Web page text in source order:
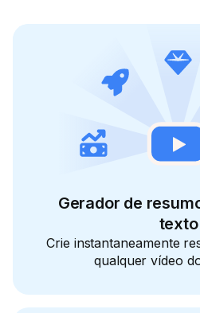
Gerador de
texto
Crie instantaneamente
qualquer vídeo